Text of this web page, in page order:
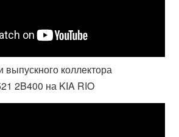
коллектора
2B400 на KIA RIO